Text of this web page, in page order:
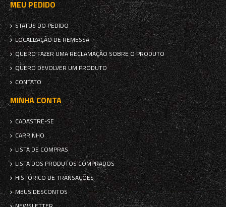
MEU PEDIDO
STATUS DO PEDIDO
LOCALIZAÇÃO DE REMESSA
QUERO FAZER UMA RECLAMAÇÃO SOBRE O PRODUTO
QUERO DEVOLVER UM PRODUTO
CONTATO
MINHA CONTA
CADASTRE-SE
CARRINHO
LISTA DE COMPRAS
LISTA DOS PRODUTOS COMPRADOS
HISTÓRICO DE TRANSAÇÕES
MEUS DESCONTOS